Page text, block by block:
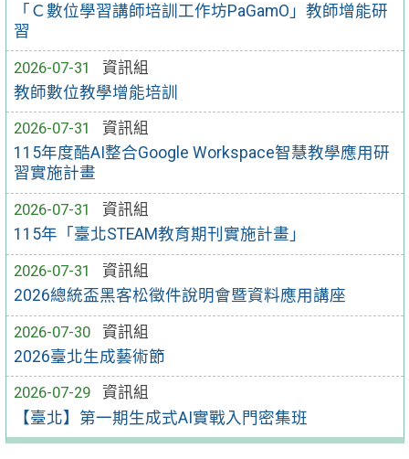
「Ｃ數位學習講師培訓工作坊PaGamO」教師增能研
習
2026-07-31
資訊組
教師數位教學增能培訓
2026-07-31
資訊組
115年度酷AI整合Google Workspace智慧教學應用研
習實施計畫
2026-07-31
資訊組
115年「臺北STEAM教育期刊實施計畫」
2026-07-31
資訊組
2026總統盃黑客松徵件說明會暨資料應用講座
2026-07-30
資訊組
2026臺北生成藝術節
2026-07-29
資訊組
【臺北】第一期生成式AI實戰入門密集班